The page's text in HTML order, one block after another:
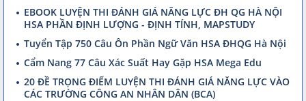
EBOOK LUYỆN THI ĐÁNH GIÁ NĂNG LỰC ĐH QG HÀ NỘI
HSA PHẦN ĐỊNH LƯỢNG - ĐỊNH TÍNH, MAPSTUDY
Tuyển Tập 750 Câu Ôn Phần Ngữ Văn HSA ĐHQG Hà Nội
Cẩm Nang 77 Câu Xác Suất Hay Gặp HSA Mega Edu
20 ĐỀ TRỌNG ĐIỂM LUYỆN THI ĐÁNH GIÁ NĂNG LỰC VÀO
CÁC TRƯỜNG CÔNG AN NHÂN DÂN (BCA)